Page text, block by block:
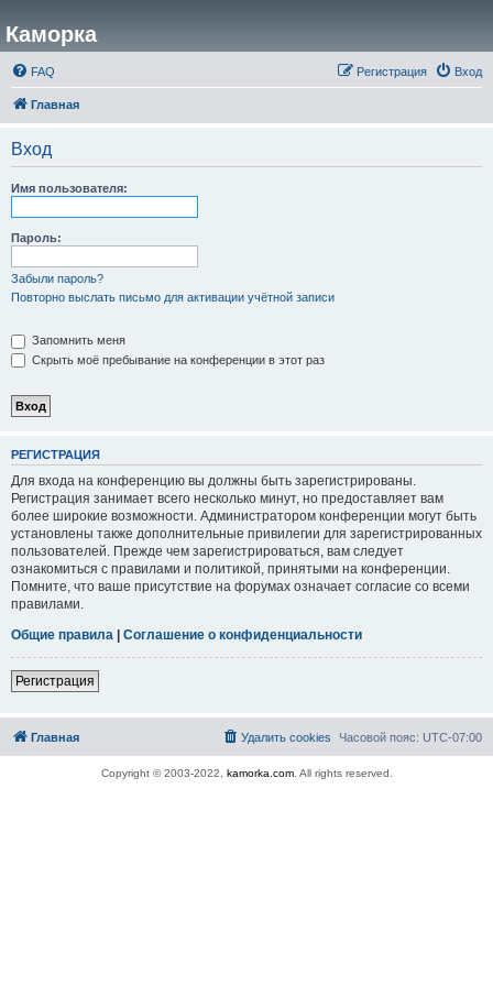
Каморка
FAQ Вход
Регистрация
Главная
Вход
Имя пользователя:
Пароль:
Забыли пароль?
Повторно выслать письмо для активации учётной записи
Запомнить меня
Скрыть моё пребывание на конференции в этот раз
РЕГИСТРАЦИЯ
Для входа на конференцию вы должны быть зарегистрированы.
Регистрация занимает всего несколько минут, но предоставляет вам
более широкие возможности. Администратором конференции могут быть
установлены также дополнительные привилегии для зарегистрированных
пользователей. Прежде чем зарегистрироваться, вам следует
ознакомиться с правилами и политикой, принятыми на конференции.
Помните, что ваше присутствие на форумах означает согласие со всеми
правилами.
Общие правила | Соглашение о конфиденциальности
Регистрация
Главная Часовой пояс: UTC-07:00
Удалить cookies
Copyright © 2003-2022, kamorka.com. All rights reserved.